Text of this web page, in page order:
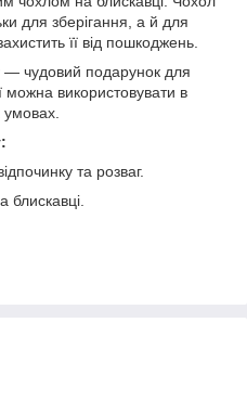
для зберігання, а й для
її від пошкоджень.
— чудовий подарунок для
можна використовувати в
умовах.
та розваг.
блискавці.